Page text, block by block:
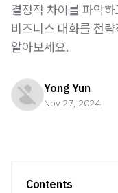
결정적 차이를 파악
비즈니스 대화를 전
알아보세요.
Yong Yun
Nov 27, 2024
Contents